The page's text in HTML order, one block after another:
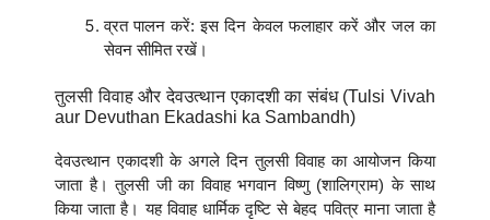
व्रत पालन करें: इस दिन केवल फलाहार करें और जल का
सेवन सीमित रखें।
तुलसी विवाह और देवउत्थान एकादशी का संबंध (Tulsi Vivah
aur Devuthan Ekadashi ka Sambandh)
देवउत्थान एकादशी के अगले दिन तुलसी विवाह का आयोजन किया
जाता है। तुलसी जी का विवाह भगवान विष्णु (शालिग्राम) के साथ
किया जाता है। यह विवाह धार्मिक दृष्टि से बेहद पवित्र माना जाता है